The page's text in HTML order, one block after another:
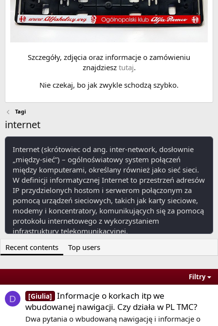
Szczegóły, zdjęcia oraz informacje o zamówieniu
znajdziesz tutaj.
Nie czekaj, bo jak zwykle schodzą szybko.
Tagi
internet
Internet (skrótowiec od ang. inter-network, dosłownie
„między-sieć”) – ogólnoświatowy system połączeń
między komputerami, określany również jako sieć sieci.
W definicji informatycznej Internet to przestrzeń adresów
IP przydzielonych hostom i serwerom połączonym za
pomocą urządzeń sieciowych, takich jak karty sieciowe,
modemy i koncentratory, komunikujących się za pomocą
protokołu internetowego z wykorzystaniem
infrastruktury telekomunikacyjnej.
View More On Wikipedia.org
Recent contents Top users
Filtry
D [Giulia] Informacje o korkach itp we
wbudowanej nawigacji. Czy działa w PL TMC?
Dwa pytania o wbudowaną nawigację i informacje o